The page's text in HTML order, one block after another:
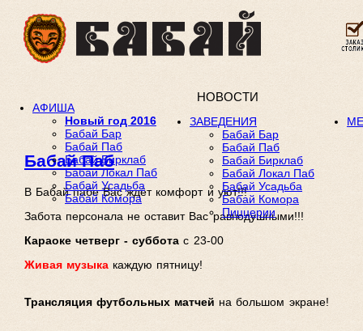
НОВОСТИ
АФИША
Новый год 2016
Бабай Бар
Бабай Паб
Бабай Бирклаб
Бабай Локал Паб
Бабай Усадьба
Бабай Комора
ЗАВЕДЕНИЯ
Бабай Бар
Бабай Паб
Бабай Бирклаб
Бабай Локал Паб
Бабай Усадьба
Бабай Комора
Пиццерии
Бабай Паб
В Бабай пабе Вас ждёт комфорт и уют!!!
Забота персонала не оставит Вас равнодушными!!!
Караоке четверг - суббота с 23-00
Живая музыка каждую
Трансляция футбольных матчей на